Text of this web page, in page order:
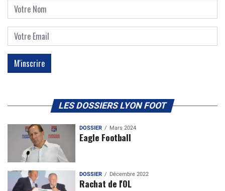
LES DOSSIERS LYON FOOT
DOSSIER Mars 2024
Eagle Football
DOSSIER Décembre 2022
Rachat de l'OL